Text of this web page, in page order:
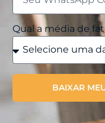
Qual a média de
BAIXAR